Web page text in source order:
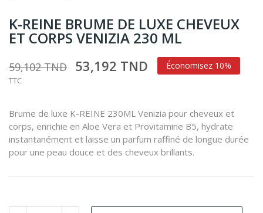
K-REINE BRUME DE LUXE CHEVEUX
ET CORPS VENIZIA 230 ML
59,102 TND 53,192 TND Économisez 10%
TTC
Brume de luxe K-REINE 230ML Venizia pour cheveux et
corps, enrichie en Aloe Vera et Provitamine B5, hydrate
instantanément et laisse un parfum raffiné de longue durée
pour une peau douce et des cheveux brillants.